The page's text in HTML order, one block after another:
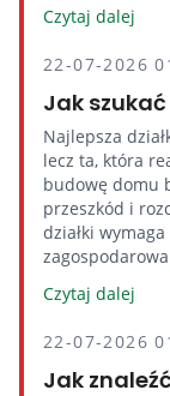
Czytaj dalej
22-07-2026
Jak
Najlepsza
lecz ta, która
budowę domu
przeszkód i
działki
Czytaj dalej
22-07-2026
Jak